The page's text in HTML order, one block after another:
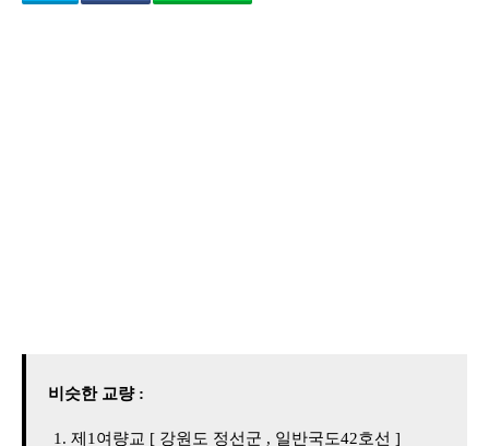
비슷한 교량 :
제1여량교 [ 강원도 정선군 , 일반국도42호선 ]